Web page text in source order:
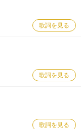
歌詞を見る
歌詞を見る
歌詞を見る